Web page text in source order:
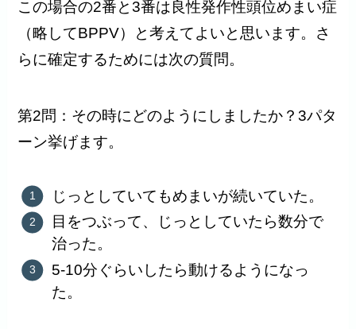
この場合の2番と3番は良性発作性頭位めまい症
（略してBPPV）と考えてよいと思います。さ
らに確定するためには次の質問。
第2問：その時にどのようにしましたか？3パタ
ーン挙げます。
じっとしていてもめまいが続いていた。
目をつぶって、じっとしていたら数分で
治った。
5-10分ぐらいしたら動けるようになっ
た。